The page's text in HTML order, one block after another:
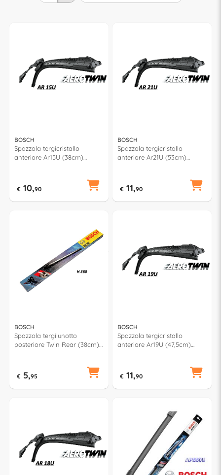
BOSCH
Spazzola tergicristallo
anteriore Ar15U (38cm)
€ 10,90
BOSCH
Spazzola tergicristallo
anteriore Ar21U (53cm)
€ 11,90
BOSCH
Spazzola tergilunotto
posteriore Twin Rear (38cm)
€ 5,95
BOSCH
Spazzola tergicristallo
anteriore Ar19U (47,5cm)
€ 11,90